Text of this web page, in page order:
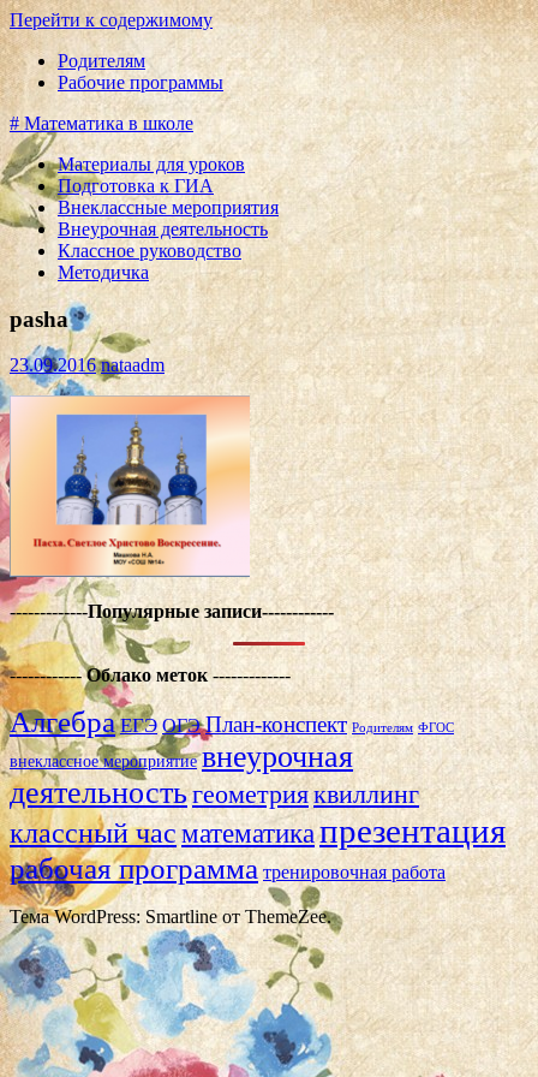
Перейти к содержимому
Родителям
Рабочие программы
# Математика в школе
Материалы для уроков
Подготовка к ГИА
Внеклассные мероприятия
Внеурочная деятельность
Классное руководство
Методичка
pasha
23.09.2016 nataadm
-------------Популярные записи------------
------------Облако меток-------------
Алгебра ЕГЭ ОГЭ План-конспект Родителям ФГОС
внеклассное мероприятие внеурочная
деятельностьгеометрияквиллинг
классный часматематикапрезентация
рабочая программа тренировочная работа
Тема WordPress: Smartline от ThemeZee.